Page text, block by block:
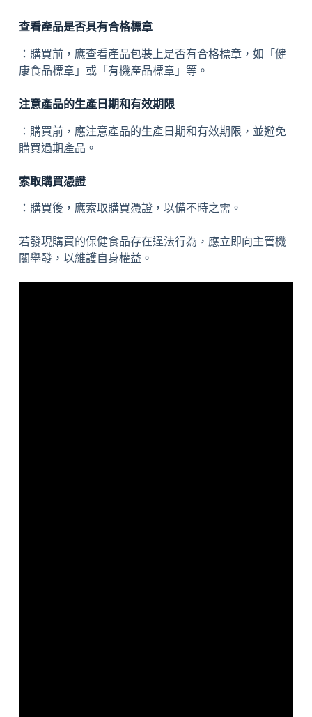
查看產品是否具有合格標章
：購買前，應查看產品包裝上是否有合格標章，如「健
康食品標章」或「有機產品標章」等。
注意產品的生產日期和有效期限
：購買前，應注意產品的生產日期和有效期限，並避免
購買過期產品。
索取購買憑證
：購買後，應索取購買憑證，以備不時之需。
若發現購買的保健食品存在違法行為，應立即向主管機
關舉發，以維護自身權益。